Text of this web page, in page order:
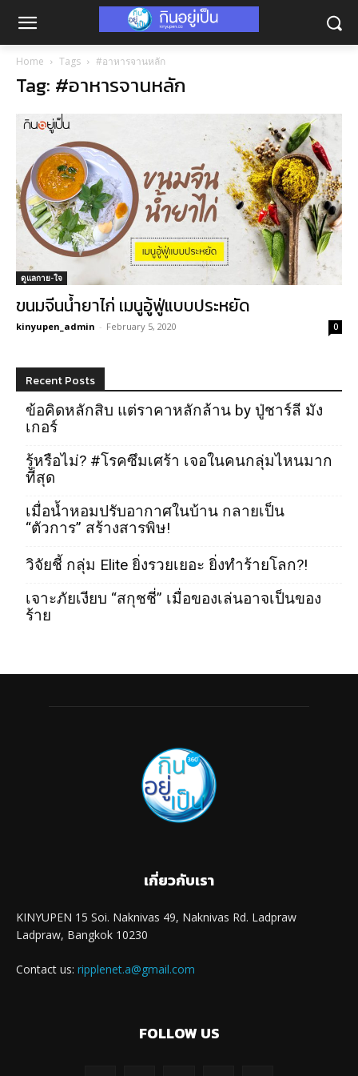
Home Tags #อาหารจานหลัก
Tag: #อาหารจานหลัก
ดูแลกาย-ใจ
ขนมจีนน้ำยาไก่ เมนูอู้ฟู่แบบประหยัด
kinyupen_admin - February 5, 2020 0
Recent Posts
ข้อคิดหลักสิบ แต่ราคาหลักล้าน by ปู่ชาร์ลี มัง
เกอร์
รู้หรือไม่? #โรคซึมเศร้า เจอในคนกลุ่มไหนมาก
ที่สุด
เมื่อน้ำหอมปรับอากาศในบ้าน กลายเป็น
“ตัวการ” สร้างสารพิษ!
วิจัยชี้ กลุ่ม Elite ยิ่งรวยเยอะ ยิ่งทำร้ายโลก?!
เจาะภัยเงียบ “สกุชชี่” เมื่อของเล่นอาจเป็นของ
ร้าย
เกี่ยวกับเรา
KINYUPEN 15 Soi. Naknivas 49, Naknivas Rd. Ladpraw
Ladpraw, Bangkok 10230
Contact us: ripplenet.a@gmail.com
FOLLOW US